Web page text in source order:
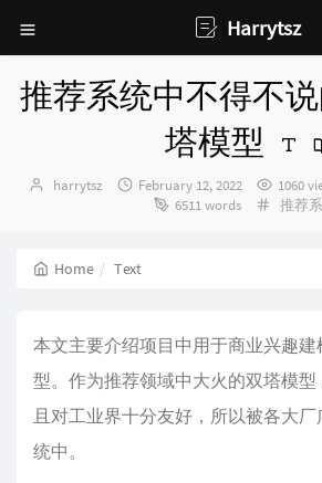
Harrytsz
推荐系统中不得不说
塔模型
Author：
harrytsz
发
February 12, 2022 1060
6511 words
推荐
Home Text
本文主要介绍项目中用于商业兴趣建
型。作为推荐领域中大火的双塔模
且对工业界十分友好，所以被各大
统中。